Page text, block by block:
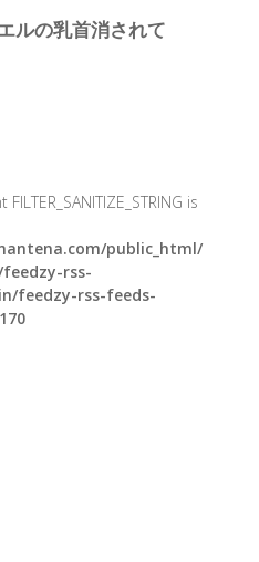
is
public_html/
rss-
feedzy-rss-feeds-